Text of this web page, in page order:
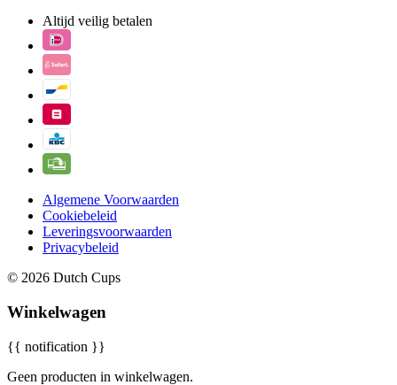
Altijd veilig betalen
Algemene Voorwaarden
Cookiebeleid
Leveringsvoorwaarden
Privacybeleid
© 2026 Dutch Cups
Winkelwagen
{{ notification }}
Geen producten in winkelwagen.